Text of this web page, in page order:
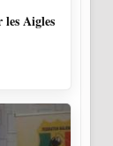
Aigles